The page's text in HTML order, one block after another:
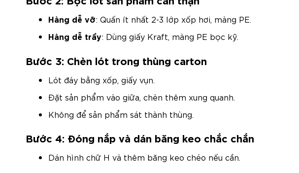
Hàng dễ vỡ: Quấn ít nhất 2-3 lớp xốp hơi, màng PE.
Hàng dễ trầy: Dùng giấy Kraft, màng PE bọc kỹ.
Bước 3: Chèn lót trong thùng carton
Lót đáy bằng xốp, giấy vụn.
Đặt sản phẩm vào giữa, chèn thêm xung quanh.
Không để sản phẩm sát thành thùng.
Bước 4: Đóng nắp và dán băng keo chắc chắn
Dán hình chữ H và thêm băng keo chéo nếu cần.